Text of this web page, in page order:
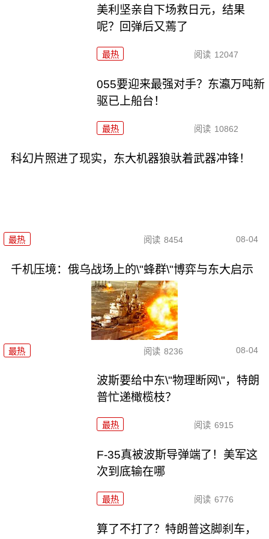
美利坚亲自下场救日元，结果
呢？回弹后又蔫了
最热 阅读 12047
055要迎来最强对手？东瀛万吨新
驱已上船台！
最热 阅读 10862
科幻片照进了现实，东大机器狼驮着武器冲锋！
最热 阅读 8454 08-04
千机压境：俄乌战场上的\"蜂群\"博弈与东大启示
最热 阅读 8236 08-04
波斯要给中东\"物理断网\"，特朗
普忙递橄榄枝？
最热 阅读 6915
F-35真被波斯导弹端了！美军这
次到底输在哪
最热 阅读 6776
算了不打了？特朗普这脚刹车，